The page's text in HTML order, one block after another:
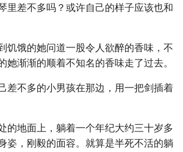
里差不多吗？或许自己的样子应该也和
饥饿的她问道一股令人欲醉的香味，不
她渐渐的顺着不知名的香味走了过去。
差不多的小男孩在那边，用一把剑插着
的地面上，躺着一个年纪大约三十岁多
姿，刚毅的面容。就算是半死不活的躺